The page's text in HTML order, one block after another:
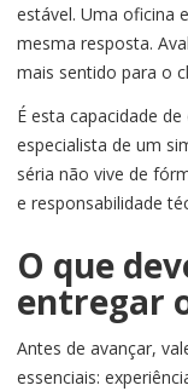
estável. Uma oficina
mesma resposta.
mais sentido para o
É esta capacidade
especialista de um
séria não vive de
e responsabilidade
O que
entregar
Antes de avançar,
essenciais: